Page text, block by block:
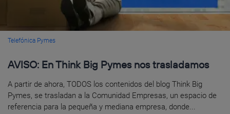
Telefónica Pymes
AVISO: En Think Big Pymes nos trasladamos
A partir de ahora, TODOS los contenidos del blog Think Big
Pymes, se trasladan a la Comunidad Empresas, un espacio de
referencia para la pequeña y mediana empresa, donde...